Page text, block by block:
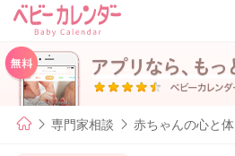
専門家相談 赤ちゃんの心と体